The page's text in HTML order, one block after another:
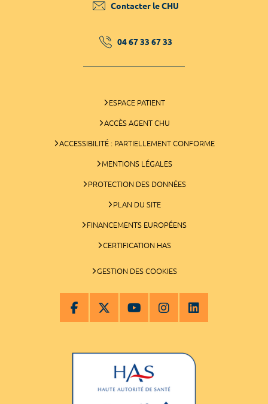
Contacter le CHU
04 67 33 67 33
ESPACE PATIENT
ACCÈS AGENT CHU
ACCESSIBILITÉ : PARTIELLEMENT CONFORME
MENTIONS LÉGALES
PROTECTION DES DONNÉES
PLAN DU SITE
FINANCEMENTS EUROPÉENS
CERTIFICATION HAS
GESTION DES COOKIES